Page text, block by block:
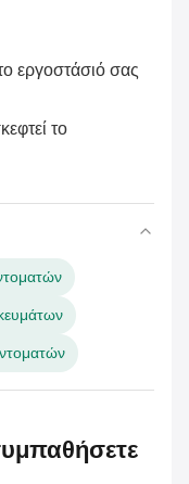
εργοστάσιό σας
το